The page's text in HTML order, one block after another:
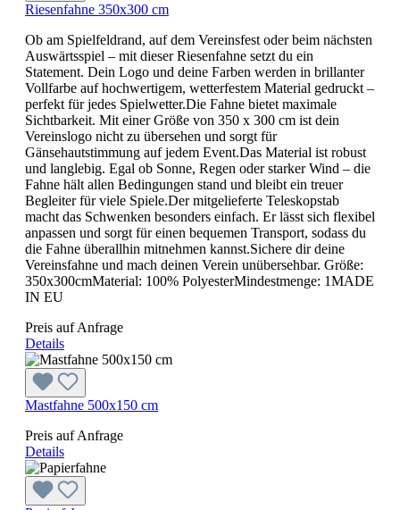
Riesenfahne 350x300 cm
Ob am Spielfeldrand, auf dem Vereinsfest oder beim nächsten
Auswärtsspiel – mit dieser Riesenfahne setzt du ein
Statement. Dein Logo und deine Farben werden in brillanter
Vollfarbe auf hochwertigem, wetterfestem Material gedruckt –
perfekt für jedes Spielwetter.Die Fahne bietet maximale
Sichtbarkeit. Mit einer Größe von 350 x 300 cm ist dein
Vereinslogo nicht zu übersehen und sorgt für
Gänsehautstimmung auf jedem Event.Das Material ist robust
und langlebig. Egal ob Sonne, Regen oder starker Wind – die
Fahne hält allen Bedingungen stand und bleibt ein treuer
Begleiter für viele Spiele.Der mitgelieferte Teleskopstab
macht das Schwenken besonders einfach. Er lässt sich flexibel
anpassen und sorgt für einen bequemen Transport, sodass du
die Fahne überallhin mitnehmen kannst.Sichere dir deine
Vereinsfahne und mach deinen Verein unübersehbar. Größe:
350x300cmMaterial: 100% PolyesterMindestmenge: 1MADE
IN EU
Preis auf Anfrage
Details
Mastfahne 500x150 cm
Preis auf Anfrage
Details